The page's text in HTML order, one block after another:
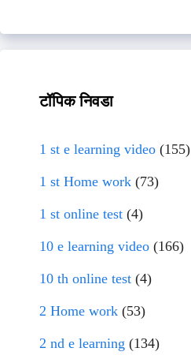
टॉपिक निवडा
1 st e learning video (155)
1 st Home work (73)
1 st online test (4)
10 e learning video (166)
10 th online test (4)
2 Home work (53)
2 nd e learning (134)